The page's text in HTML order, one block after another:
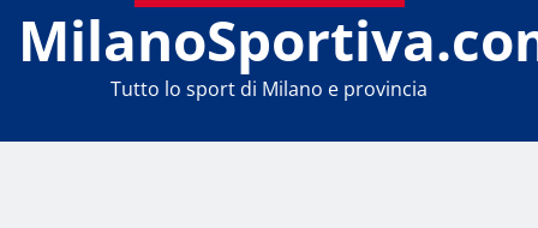
Tutto lo sport di Milano e provincia